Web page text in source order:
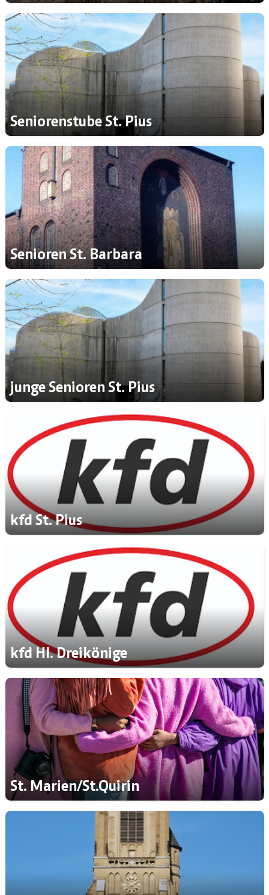
Seniorenstube St. Pius
Senioren St. Barbara
junge Senioren St. Pius
kfd St. Pius
kfd Hl. Dreikönige
St. Marien/St.Quirin